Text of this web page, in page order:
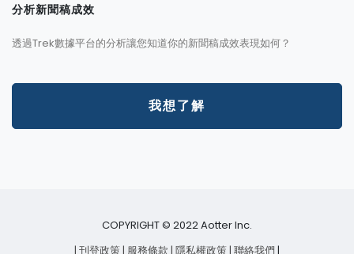
分析新聞稿成效
透過Trek數據平台的分析讓您知道你的新聞稿成效表現如何？
我想了解
COPYRIGHT © 2022 Aotter Inc.
| 刊登政策| 服務條款 | 隱私權政策| 聯絡我們 |